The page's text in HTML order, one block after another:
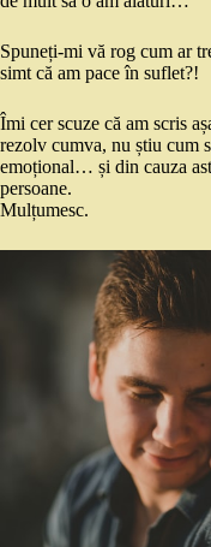
Spuneți-mi vă rog cum ar
simt că am pace în suflet?!
Îmi cer scuze că am scris
rezolv cumva, nu știu cum
emoțional… și din cauza
persoane.
Mulțumesc.